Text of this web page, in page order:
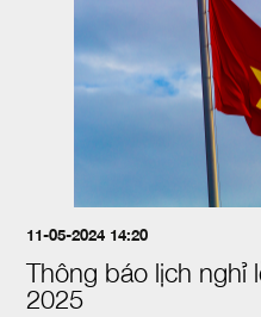
11-05-2024 14:20
Thông báo lịch nghỉ
2025